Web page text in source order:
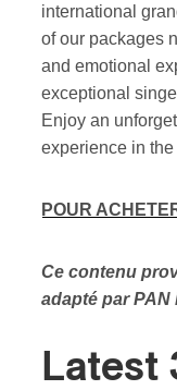
international
of our packages
and emotional
exceptional
Enjoy an
experience in
POUR
Ce contenu
adapté par PAN
Latest